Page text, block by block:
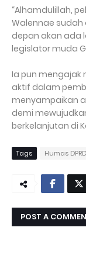
“Alhamdulillah,
Walennae
depan akan ada
legislator muda
Ia pun mengajak
aktif dalam
menyampaikan
demi
berkelanjutan di
Tags Humas
POST A